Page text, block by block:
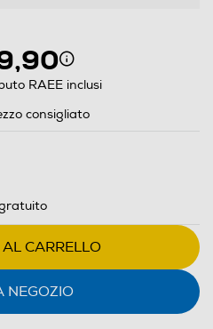
RAEE inclusi
consigliato
CARRELLO
NEGOZIO